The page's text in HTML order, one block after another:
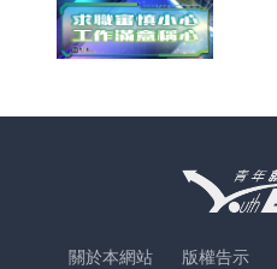
關於本網站 版權告示